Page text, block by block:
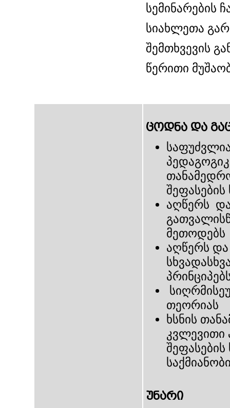
სემინარების
სიახლეთა
შემთხვევის
წერითი
ცოდნა და
შეფასების
აღწერს
მეთოდებს
აღწერს და
თეორიას
ხსნის
კვლევითი
უნარი